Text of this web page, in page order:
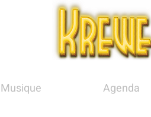
Musique Agenda